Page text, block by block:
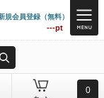
規会員登録（無料）
---pt
0